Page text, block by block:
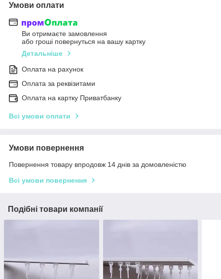
Умови оплати
Ви отримаєте замовлення
або гроші повернуться на вашу картку
Детальніше
Оплата на рахунок
Оплата за реквізитами
Оплата на картку Приватбанку
Всі умови оплати
Умови повернення
Повернення товару впродовж 14 днів за домовленістю
Всі умови повернення
Подібні товари компанії